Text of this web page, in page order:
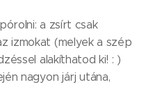
a zsírt csak
izmokat (melyek a szép
alakíthatod ki! : )
nagyon járj utána,